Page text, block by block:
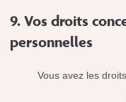
9. Vos droits
personnelles
Vous avez les